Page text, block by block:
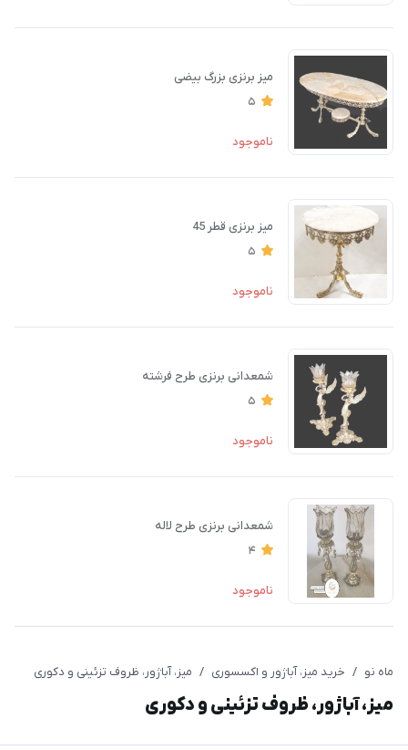
میز برنزی بزرگ بیضی
5
ناموجود
میز برنزی قطر 45
5
ناموجود
شمعدانی برنزی طرح فرشته
5
ناموجود
شمعدانی برنزی طرح لاله
4
ناموجود
ماه نو / خرید میز، آباژور و اکسسوری / میز، آباژور، ظروف تزئینی و دکوری
میز، آباژور، ظروف تزئینی و دکوری